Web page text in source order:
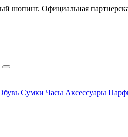
шопинг. Официальная
Сумки Часы Аксессуары